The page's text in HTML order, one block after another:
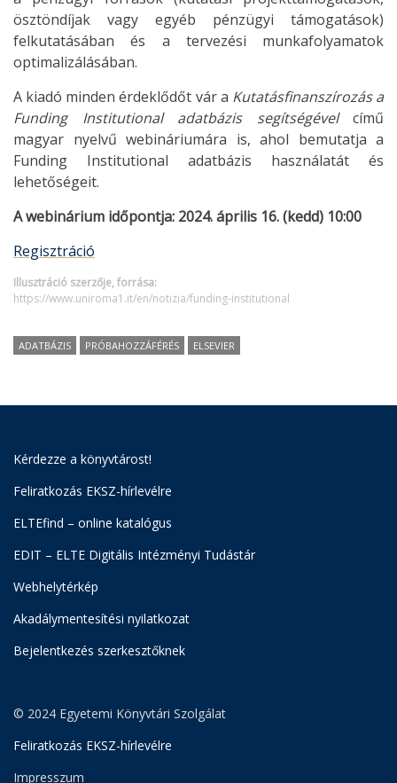
ösztöndíjak vagy egyéb pénzügyi támogatások)
felkutatásában és a tervezési munkafolyamatok
optimalizálásában.
A kiadó minden érdeklődőt vár a Kutatásfinanszírozás a
Funding Institutional adatbázis segítségévelcímű
magyar nyelvű webináriumára is, ahol bemutatja a
Funding Institutional adatbázis használatát és
lehetőségeit.
A webinárium időpontja: 2024.április 16. (kedd) 10:00
Regisztráció
Illusztráció szerzője, forrása:
https://www.uniroma1.it/en/notizia/funding-institutional
ADATBÁZIS PRÓBAHOZZÁFÉRÉS ELSEVIER
Kérdezze a könyvtárost!
Feliratkozás EKSZ-hírlevélre
ELTEfind – online katalógus
EDIT – ELTE Digitális Intézményi Tudástár
Webhelytérkép
Akadálymentesítési nyilatkozat
Bejelentkezés szerkesztőknek
© 2024 Egyetemi Könyvtári Szolgálat
Feliratkozás EKSZ-hírlevélre
Impresszum